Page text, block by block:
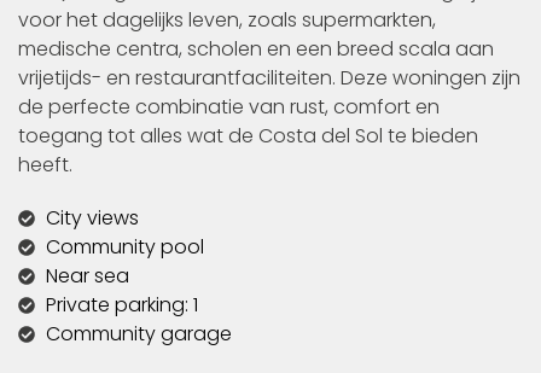
voor het dagelijks leven, zoals supermarkten,
medische centra, scholen en een breed scala aan
vrijetijds- en restaurantfaciliteiten. Deze woningen zijn
de perfecte combinatie van rust, comfort en
toegang tot alles wat de Costa del Sol te bieden
heeft.
City views
Community pool
Near sea
Private parking: 1
Community garage